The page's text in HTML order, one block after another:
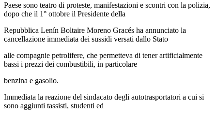
Paese sono teatro di proteste, manifestazioni e scontri con la polizia,
dopo che il 1° ottobre il Presidente della
Repubblica Lenín Boltaire Moreno Gracés ha annunciato la
cancellazione immediata dei sussidi versati dallo Stato
alle compagnie petrolifere, che permetteva di tener artificialmente
bassi i prezzi dei combustibili, in particolare
benzina e gasolio.
Immediata la reazione del sindacato degli autotrasportatori a cui si
sono aggiunti tassisti, studenti ed